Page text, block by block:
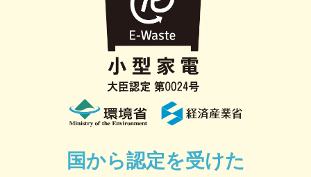
国から認定を受けた